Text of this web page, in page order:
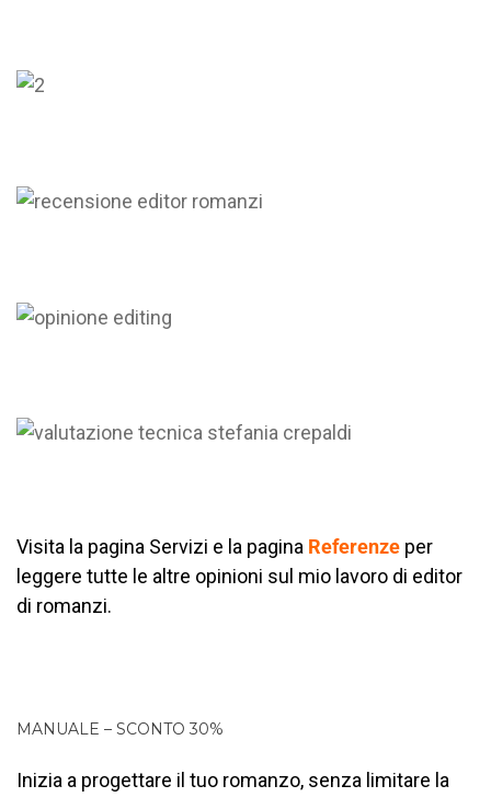
Visita la pagina Servizi e la pagina Referenze per
leggere tutte le altre opinioni sul mio lavoro di editor
di romanzi.
MANUALE – SCONTO 30%
Inizia a progettare il tuo romanzo, senza limitare la